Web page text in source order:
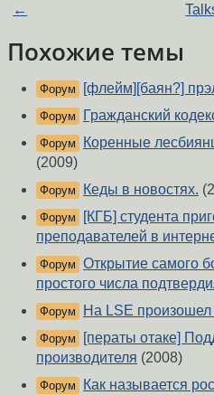
←
Похожие темы
Форум [флейм][баян?]
Форум Гражданский
Форум
Коренные
(2009)
Форум Кеды в новостях.
Форум
[КГБ] студента
преподавателей в
Форум Открытие самого
простого числа
Форум На LSE произошел
Форум
[ператы отаке]
производителя (2008)
Форум Как называется